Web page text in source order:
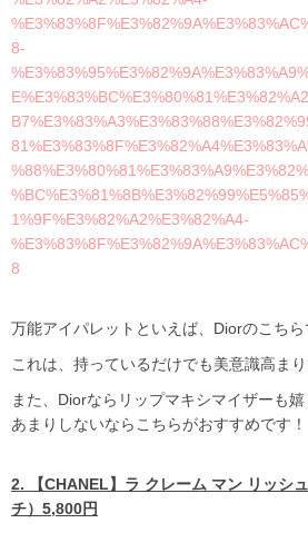
8-
1%9F%E3%82%A2%E3%82%A4-
8
万能アイパレットといえば、Diorのこちら
これは、持っているだけでも美意識高ま
また、Diorならリップマキシマイザーも
あまりしないならこちらがおすすめです！
2. 【CHANEL】ラ クレーム マン リッシ
チ）5,800円